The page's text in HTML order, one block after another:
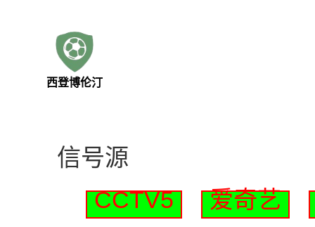
西登博伦汀
信号源
CCTV5
爱奇艺